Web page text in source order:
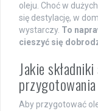
oleju. Choć w
się destylację, w
wystarczy. To
cieszyć się
Jakie
Aby przygotować